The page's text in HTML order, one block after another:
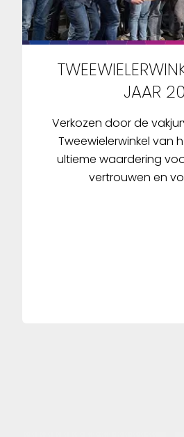
JAAR
Verkozen door de
Tweewielerwinkel van
ultieme waardering
vertrouwen en